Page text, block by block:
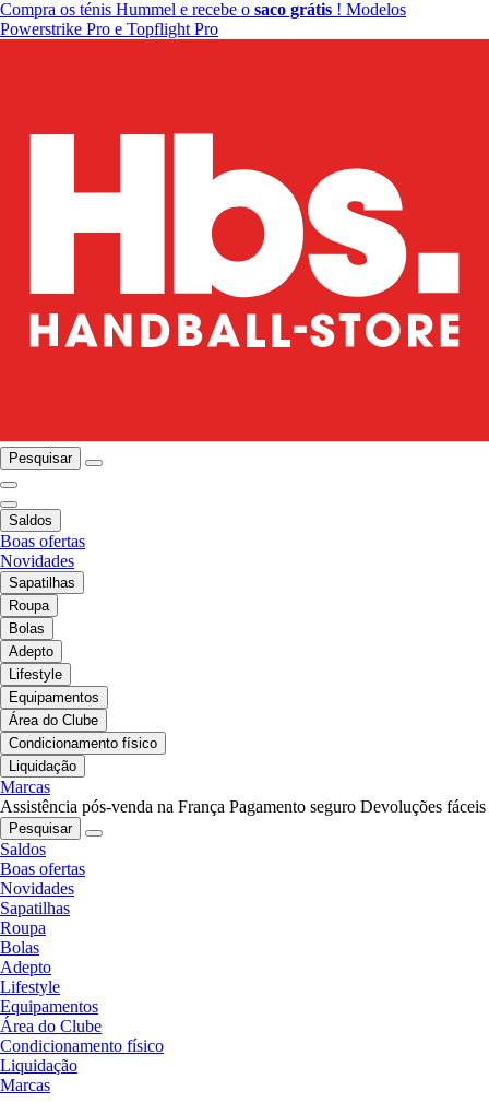
Compra os ténis Hummel e recebe o saco grátis ! Modelos
Powerstrike Pro e Topflight Pro
Pesquisar
Saldos
Boas ofertas
Novidades
Sapatilhas
Roupa
Bolas
Adepto
Lifestyle
Equipamentos
Área do Clube
Condicionamento físico
Liquidação
Marcas
Assistência pós-venda na França Pagamento seguro Devoluções fáceis
Pesquisar
Saldos
Boas ofertas
Novidades
Sapatilhas
Roupa
Bolas
Adepto
Lifestyle
Equipamentos
Área do Clube
Condicionamento físico
Liquidação
Marcas